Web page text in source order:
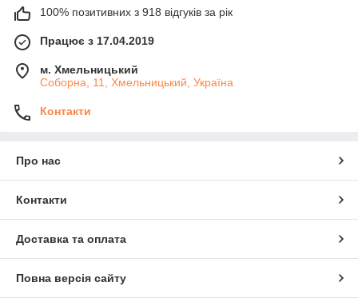
100% позитивних з 918 відгуків за рік
Працює з 17.04.2019
м. Хмельницький
Соборна, 11, Хмельницький, Україна
Контакти
Про нас
Контакти
Доставка та оплата
Повна версія сайту